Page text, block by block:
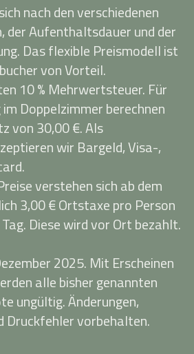
nach den verschiedenen
der Aufenthaltsdauer und der
Das flexible Preismodell ist
von Vorteil.
10 % Mehrwertsteuer. Für
Doppelzimmer berechnen
von 30,00 €. Als
wir Bargeld, Visa-,
verstehen sich ab dem
3,00 € Ortstaxe pro Person
Diese wird vor Ort bezahlt.
2025. Mit Erscheinen
alle bisher genannten
ungültig. Änderungen,
Druckfehler vorbehalten.